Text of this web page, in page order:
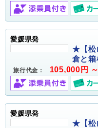
愛媛県発
★【松
倉と
旅行代金： 105,000円
愛媛県発
★【松